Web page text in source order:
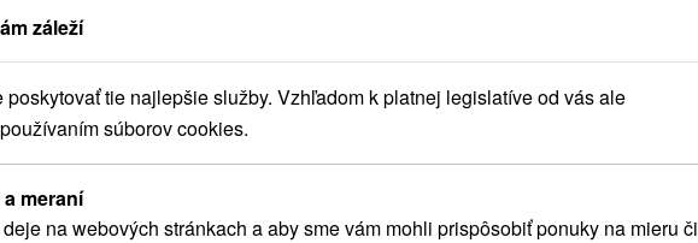
prostredí.
/noc/osoba
Zobraziť viac
záleží
tie najlepšie služby. Vzhľadom k platnej legislatíve od vás ale
súborov cookies.
meraní
na webových stránkach a aby sme vám mohli prispôsobiť ponuky na mieru či